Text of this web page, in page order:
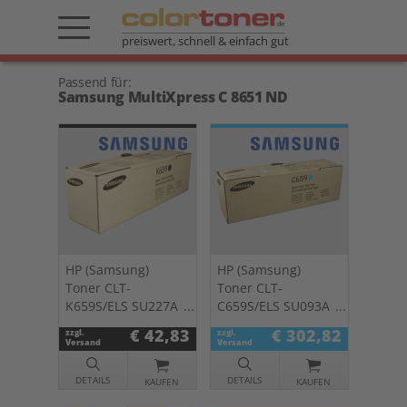
preiswert, schnell & einfach gut
Passend für:
Samsung MultiXpress C 8651 ND
HP (Samsung)
Toner CLT-
K659S/ELS SU227A
schwarz
zzgl.
Versand
€ 42,83
DETAILS KAUFEN
HP (Samsung)
Toner CLT-
C659S/ELS SU093A
cyan
zzgl.
Versand
€ 302,82
DETAILS KAUFEN